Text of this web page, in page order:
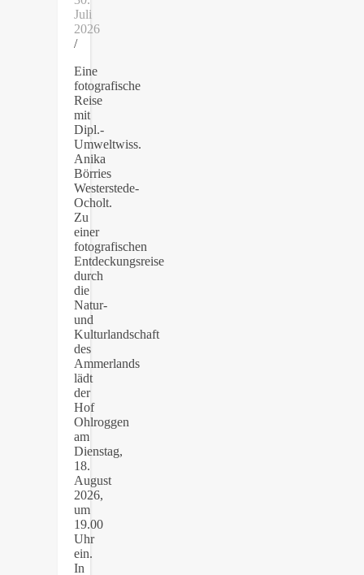
Juli
2026
/
Eine
fotografische
Reise
mit
Dipl.-
Umweltwiss.
Anika
Börries
Westerstede-
Ocholt.
Zu
einer
fotografischen
Entdeckungsreise
durch
die
Natur-
und
Kulturlandschaft
des
Ammerlands
lädt
der
Hof
Ohlroggen
am
Dienstag,
18.
August
2026,
um
19.00
Uhr
ein.
In